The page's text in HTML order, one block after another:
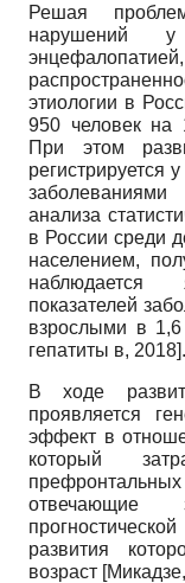
Решая
нарушений
этиологии в
950 человек на
При этом
регистрируется
заболеваниями
анализа
в России среди
населением,
показателей
взрослыми в
гепатиты в, 2018].
В ходе
проявляется
эффект в
который
отвечающие
развития
возраст [